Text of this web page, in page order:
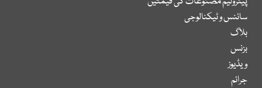
سائنس و ٹیکنالوجی
بلاگ
بزنس
ویڈیوز
جرائم